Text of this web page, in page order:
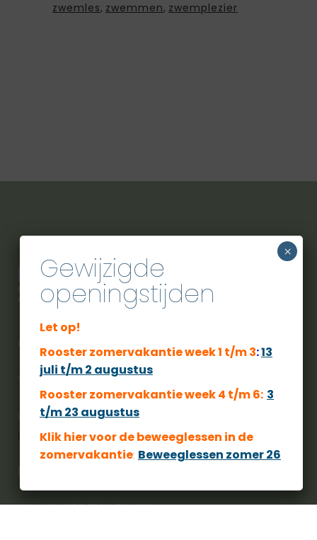
zwemles, zwemmen, zwemplezier
City Sport Veldhoven
Voor een actieve zwembeleving moet u bij ons zijn.
Langs deze weg willen we u wijzen op ons privacy beleid.
https://www.citysportveldhoven.nl/privacybeleid/
Adres: Wal 152, 5501 HP Veldhoven
Gewijzigde
openingstijden
Let op!
Rooster zomervakantie week 1 t/m 3:13
juli t/m 2 augustus
Rooster zomervakantie week 4 t/m 6: 3
t/m 23 augustus
Klik hier voor de beweeglessen in de
zomervakantie: Beweeglessen zomer 26
×